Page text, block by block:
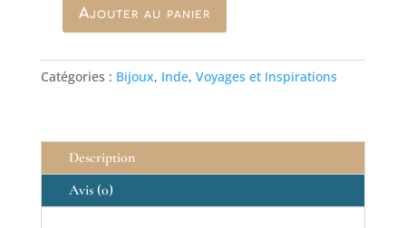
quantité
Broche
Trovelore
Ajouter au panier
Catégories : Bijoux, Inde, Voyages et Inspirations
Description
Avis (0)